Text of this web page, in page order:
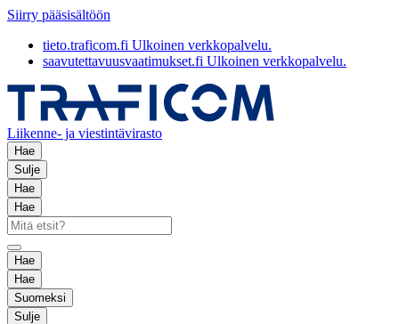
Siirry pääsisältöön
tieto.traficom.fi Ulkoinen verkkopalvelu.
saavutettavuusvaatimukset.fi Ulkoinen verkkopalvelu.
Liikenne- ja viestintävirasto
Hae
Sulje
Hae
Hae
Hae
Hae
Suomeksi
Sulje